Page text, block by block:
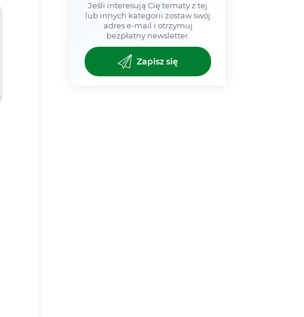
Jeśli interesują Cię tematy z tej
lub innych kategorii zostaw swój
adres e-mail i otrzymuj
bezpłatny newsletter.
Zapisz się